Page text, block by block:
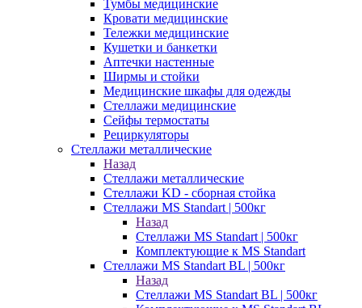
Тумбы медицинские
Кровати медицинские
Тележки медицинские
Кушетки и банкетки
Аптечки настенные
Ширмы и стойки
Медицинские шкафы для одежды
Стеллажи медицинские
Сейфы термостаты
Рециркуляторы
Стеллажи металлические
Назад
Стеллажи металлические
Стеллажи KD - сборная стойка
Стеллажи MS Standart | 500кг
Назад
Стеллажи MS Standart | 500кг
Комплектующие к MS Standart
Стеллажи MS Standart BL | 500кг
Назад
Стеллажи MS Standart BL | 500кг